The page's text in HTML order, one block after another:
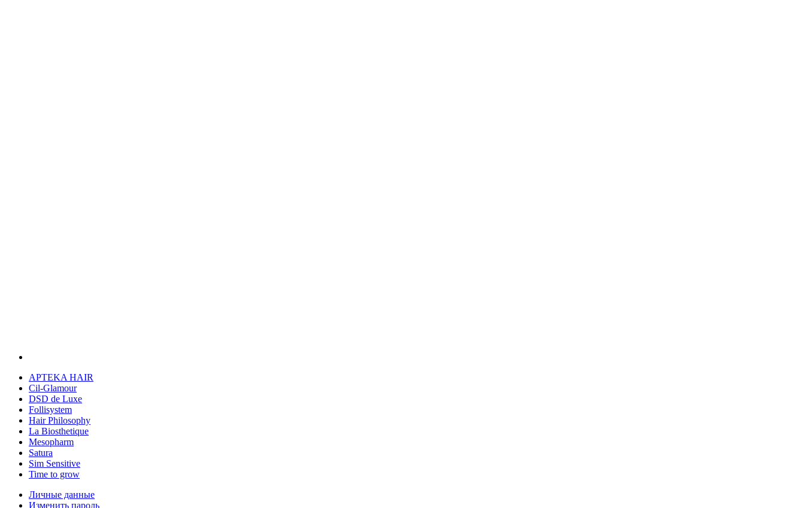
APTEKA HAIR
Cil-Glamour
DSD de Luxe
Follisystem
Hair Philosophy
La Biosthetique
Mesopharm
Satura
Sim Sensitive
Time to grow
Личные данные
Изменить пароль